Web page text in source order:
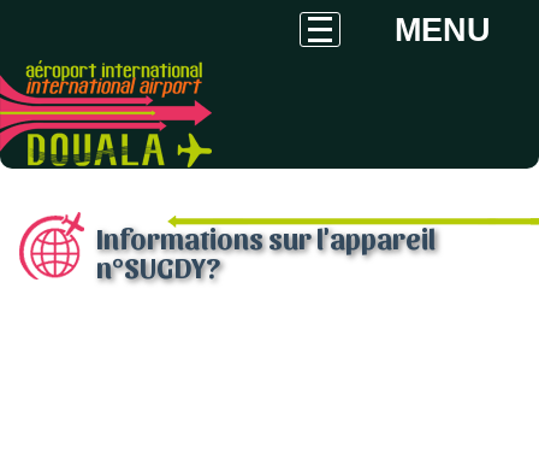
MENU
Informations sur l'appareil
n°SUGDY?